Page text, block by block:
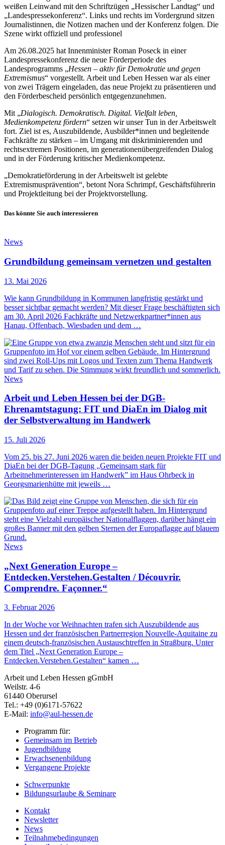
Am 26.08.2025 hat Innenminister Roman Poseck in einer
Landespressekonferenz die neue Förderperiode des
Landesprogramms „Hessen – aktiv für Demokratie und gegen
Extremismus“ vorgestellt. Arbeit und Leben Hessen war als einer
von zwei Trägern eingeladen, das neue Projekt zu präsentieren und
den Förderbescheid persönlich entgegenzunehmen.
Mit „Dialogisch. Demokratisch. Digital. Vielfalt leben,
Medienkompetenz fördern“ setzen wir unser Tun in der Arbeitswelt
fort. Ziel ist es, Auszubildende, Ausbilder*innen und begleitende
Fachkräfte zu stärken – im Umgang mit diskriminierenden und
rechtsextremen Positionen, im generationenübergreifenden Dialog
und in der Förderung kritischer Medienkompetenz.
„Demokratieförderung in der Arbeitswelt ist gelebte
Extremismusprävention“, betont Nora Schrimpf, Geschäftsführerin
und Projektleitung bei der Projektvorstellung.
Das könnte Sie auch interessieren
News
Grundbildung gemeinsam vernetzen und gestalten
13. Mai 2026
Wie kann Grundbildung in Kommunen langfristig gestärkt und
besser sichtbar gemacht werden? Mit dieser Frage beschäftigten sich
am 30. April 2026 Fachkräfte und Netzwerkpartner*innen aus
Hanau, Offenbach, Wiesbaden und dem …
News
Arbeit und Leben Hessen bei der DGB-
Ehrenamtstagung: FIT und DiaEn im Dialog mit
der Selbstverwaltung im Handwerk
15. Juli 2026
Vom 25. bis 27. Juni 2026 waren die beiden neuen Projekte FIT und
DiaEn bei der DGB-Tagung „Gemeinsam stark für
Arbeitnehmerinteressen im Handwerk” im Haus Ohrbeck in
Georgsmarienhütte mit jeweils …
News
„Next Generation Europe –
Entdecken.Verstehen.Gestalten / Découvrir.
Comprendre. Façonner.“
3. Februar 2026
In der Woche vor Weihnachten trafen sich Auszubildende aus
Hessen und der französischen Partnerregion Nouvelle-Aquitaine zu
einem deutsch-französischen Austauschtreffen in Straßburg. Unter
dem Titel „Next Generation Europe –
Entdecken.Verstehen.Gestalten“ kamen …
Arbeit und Leben Hessen gGmbH
Weilstr. 4-6
61440 Oberursel
Tel.: +49 (0)6171-57622
E-Mail: info@aul-hessen.de
Programm für:
Gemeinsam im Betrieb
Jugendbildung
Erwachsenenbildung
Vergangene Projekte
Schwerpunkte
Bildungsurlaube & Seminare
Kontakt
Newsletter
News
Teilnahmebedingungen